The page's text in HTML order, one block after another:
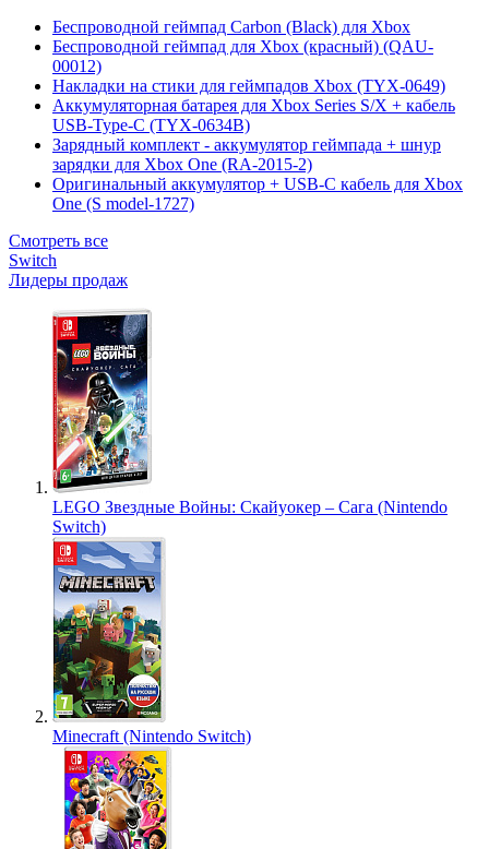
Беспроводной геймпад Carbon (Black) для Xbox
Беспроводной геймпад для Xbox (красный) (QAU-
00012)
Накладки на стики для геймпадов Xbox (TYX-0649)
Аккумуляторная батарея для Xbox Series S/X + кабель
USB-Type-C (TYX-0634B)
Зарядный комплект - аккумулятор геймпада + шнур
зарядки для Xbox One (RA-2015-2)
Оригинальный аккумулятор + USB-C кабель для Xbox
One (S model-1727)
Смотреть все
Switch
Лидеры продаж
LEGO Звездные Войны: Скайуокер – Сага (Nintendo
Switch)
Minecraft (Nintendo Switch)